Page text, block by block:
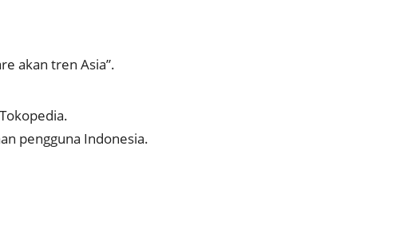
akan tren Asia”.
pengguna Indonesia.